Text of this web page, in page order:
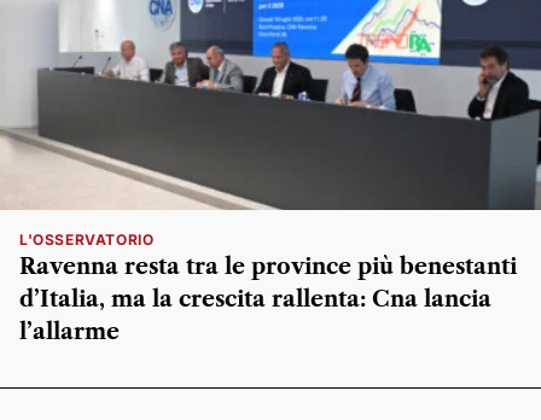
L'OSSERVATORIO
Ravenna resta tra le province più benestanti
d’Italia, ma la crescita rallenta: Cna lancia
l’allarme